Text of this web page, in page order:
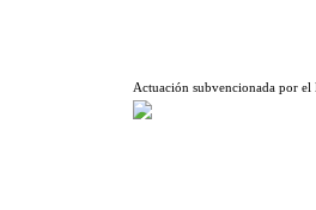
Actuación subvencionada por